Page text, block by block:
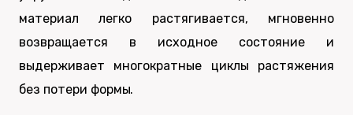
материал легко растягивается, мгновенно
возвращается в исходное состояние и
выдерживает многократные циклы растяжения
без потери формы.